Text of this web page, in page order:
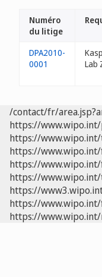
Numéro
du litige
DPA2010-
0001
Lab
/contact/fr/
https://
https://
https://
https://
https://
https://
https://
https://